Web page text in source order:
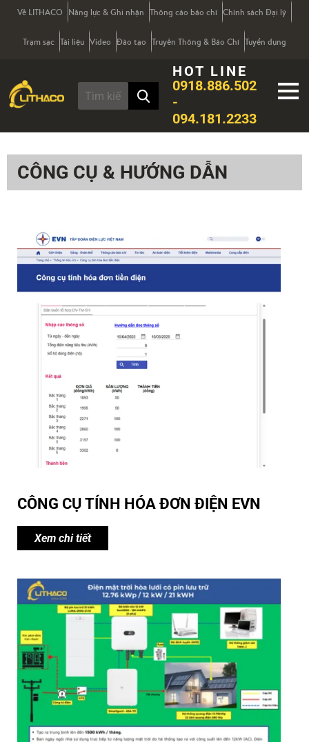
Về LITHACO Năng lực & Ghi nhận Thông cáo báo chí Chính sách Đại lý
Trạm sạc Tài liệu Video Đào tạo Truyền Thông & Báo Chí Tuyển dụng
HOT LINE
0918.886.502
-
094.181.2233
CÔNG CỤ & HƯỚNG DẪN
CÔNG CỤ TÍNH HÓA ĐƠN ĐIỆN EVN
Xem chi tiết